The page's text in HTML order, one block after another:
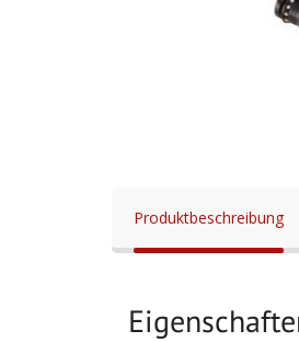
Produktbeschreibung